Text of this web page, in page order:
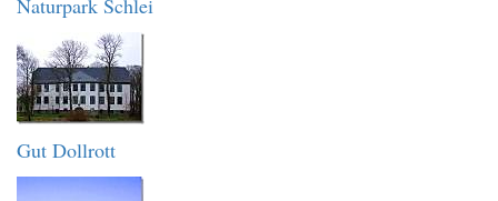
Naturpark Schlei
Gut Dollrott